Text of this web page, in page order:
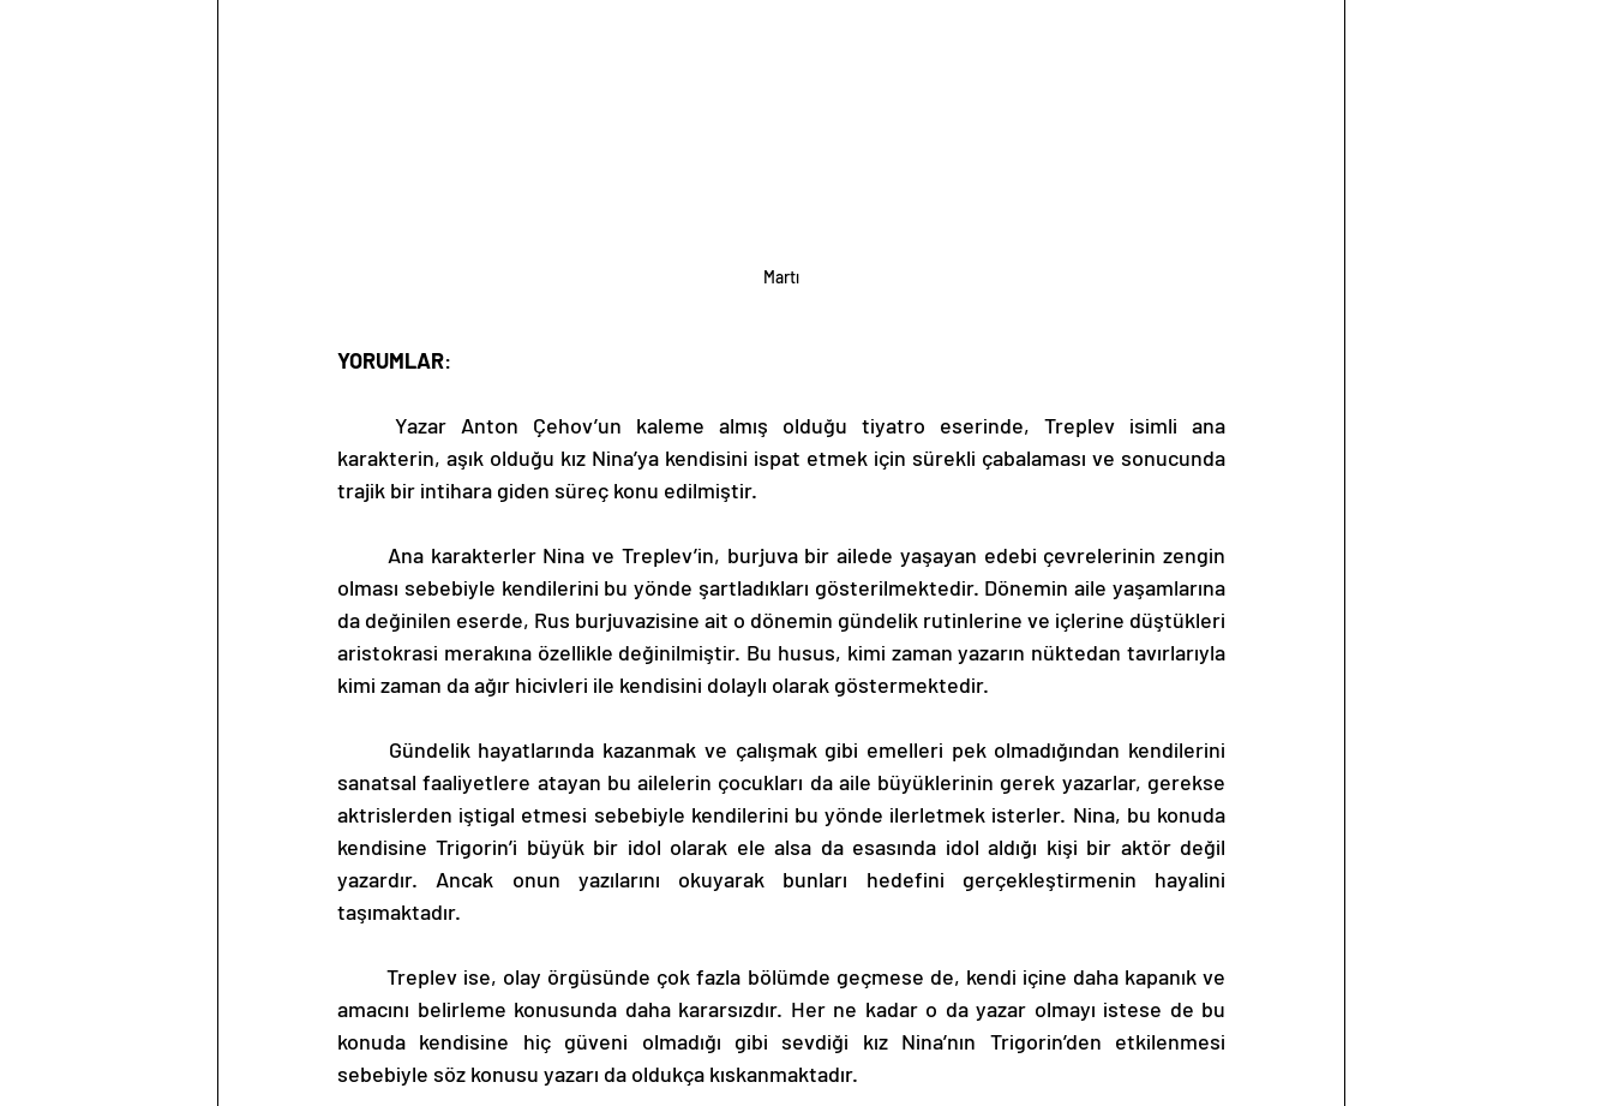
Martı
YORUMLAR:
karakterin, aşık olduğu kız Nina’ya kendisini ispat etmek için sürekli çabalaması ve sonucunda
trajik bir intihara giden süreç konu edilmiştir.
olması sebebiyle kendilerini bu yönde şartladıkları gösterilmektedir. Dönemin aile yaşamlarına
da değinilen eserde, Rus burjuvazisine ait o dönemin gündelik rutinlerine ve içlerine düştükleri
aristokrasi merakına özellikle değinilmiştir. Bu husus, kimi zaman yazarın nüktedan tavırlarıyla
kimi zaman da ağır hicivleri ile kendisini dolaylı olarak göstermektedir.
sanatsal faaliyetlere atayan bu ailelerin çocukları da aile büyüklerinin gerek yazarlar, gerekse
aktrislerden iştigal etmesi sebebiyle kendilerini bu yönde ilerletmek isterler. Nina, bu konuda
kendisine Trigorin’i büyük bir idol olarak ele alsa da esasında idol aldığı kişi bir aktör değil
yazardır. Ancak onun yazılarını okuyarak bunları hedefini gerçekleştirmenin hayalini
taşımaktadır.
	Treplev ise, olay örgüsünde çok fazla bölümde geçmese de, kendi içine daha kapanık ve
amacını belirleme konusunda daha kararsızdır. Her ne kadar o da yazar olmayı istese de bu
konuda kendisine hiç güveni olmadığı gibi sevdiği kız Nina’nın Trigorin’den etkilenmesi
sebebiyle söz konusu yazarı da oldukça kıskanmaktadır.